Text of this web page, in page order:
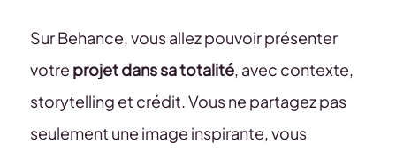
Sur Behance, vous allez pouvoir présenter
votre projet dans sa totalité, avec contexte,
storytelling et crédit. Vous ne partagez pas
seulement une image inspirante, vous